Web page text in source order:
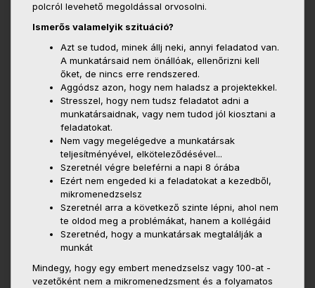
polcról levehető megoldással orvosolni.
Ismerős valamelyik szituáció?
Azt se tudod, minek állj neki, annyi feladatod van.
A munkatársaid nem önállóak, ellenőrizni kell
őket, de nincs erre rendszered.
Aggódsz azon, hogy nem haladsz a projektekkel.
Stresszel, hogy nem tudsz feladatot adni a
munkatársaidnak, vagy nem tudod jól kiosztani a
feladatokat.
Nem vagy megelégedve a munkatársak
teljesítményével, elköteleződésével...
Szeretnél végre beleférni a napi 8 órába
Ezért nem engeded ki a feladatokat a kezedből,
mikromenedzselsz
Szeretnél arra a következő szinte lépni, ahol nem
te oldod meg a problémákat, hanem a kollégáid
Szeretnéd, hogy a munkatársak megtalálják a
munkát
Mindegy, hogy egy embert menedzselsz vagy 100-at -
vezetőként nem a mikromenedzsment és a folyamatos